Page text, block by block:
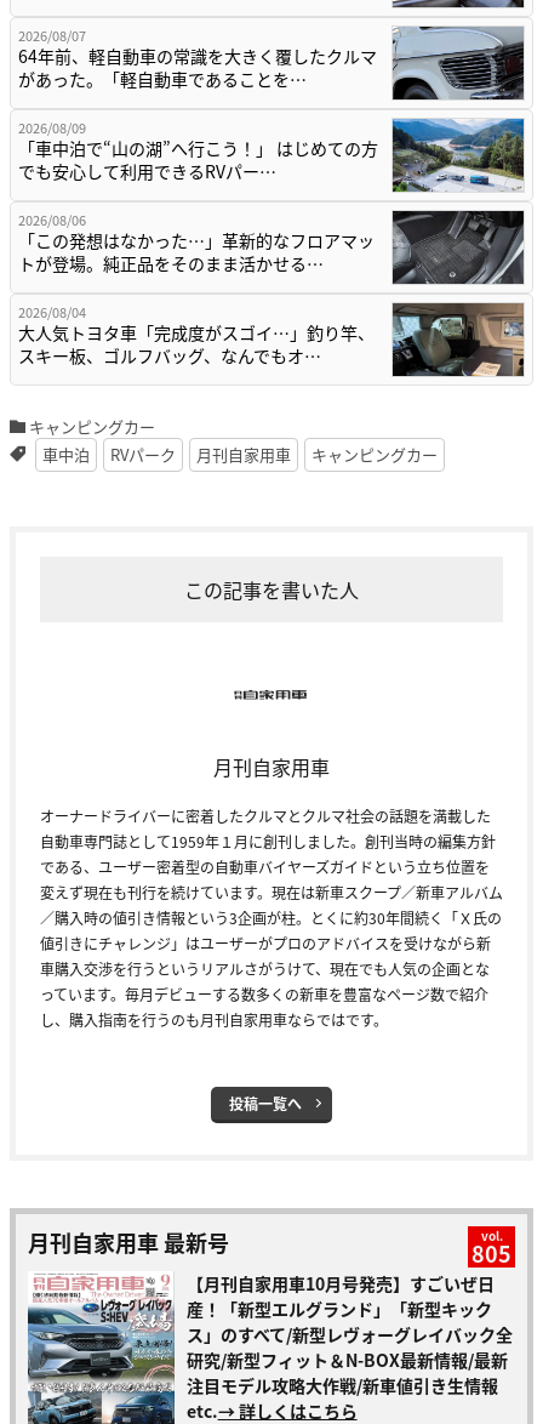
2026/08/07
64年前、軽自動車の常識を大きく覆したクルマ
があった。「軽自動車であることを…
2026/08/09
「車中泊で“山の湖”へ行こう！」 はじめての方
でも安心して利用できるRVパー…
2026/08/06
「この発想はなかった…」革新的なフロアマッ
トが登場。純正品をそのまま活かせる…
2026/08/04
大人気トヨタ車「完成度がスゴイ…」釣り竿、
スキー板、ゴルフバッグ、なんでもオ…
キャンピングカー
車中泊
RVパーク 月刊自家用車 キャンピングカー
この記事を書いた人
月刊自家用車
オーナードライバーに密着したクルマとクルマ社会の話題を満載した
自動車専門誌として1959年１月に創刊しました。創刊当時の編集方針
である、ユーザー密着型の自動車バイヤーズガイドという立ち位置を
変えず現在も刊行を続けています。現在は新車スクープ／新車アルバム
／購入時の値引き情報という3企画が柱。とくに約30年間続く「Ｘ氏の
値引きにチャレンジ」はユーザーがプロのアドバイスを受けながら新
車購入交渉を行うというリアルさがうけて、現在でも人気の企画とな
っています。毎月デビューする数多くの新車を豊富なページ数で紹介
し、購入指南を行うのも月刊自家用車ならではです。
投稿一覧へ
月刊自家用車 最新号 vol.
805
【月刊自家用車10月号発売】すごいぜ日
産！「新型エルグランド」「新型キック
ス」のすべて/新型レヴォーグレイバック全
研究/新型フィット＆N-BOX最新情報/最新
注目モデル攻略大作戦/新車値引き生情報
etc.→ 詳しくはこちら